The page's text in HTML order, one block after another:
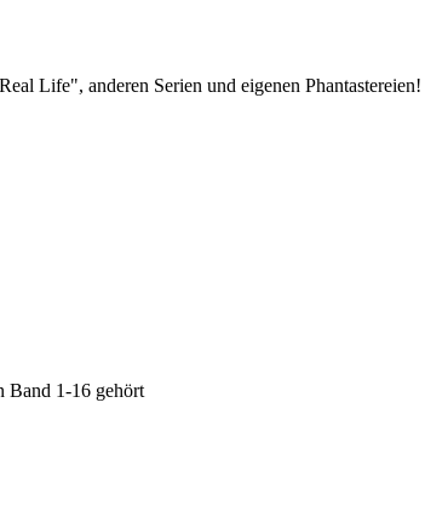
Life", anderen Serien und eigenen Phantastereien!
Band 1-16 gehört